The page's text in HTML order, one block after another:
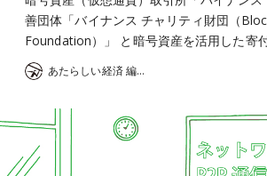
善団体「バイナンス チャリティ財団（
Foundation）」 と暗号資産を活用した寄
あたらしい経済 編集部